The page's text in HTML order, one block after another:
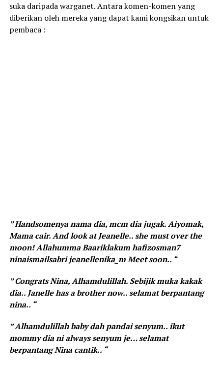
suka daripada warganet. Antara komen-komen yang
diberikan oleh mereka yang dapat kami kongsikan untuk
pembaca :
” Handsomenya nama dia, mcm dia jugak. Aiyomak,
Mama cair. And look at Jeanelle.. she must over the
moon! Allahumma Baariklakum hafizosman7
ninaismailsabri jeanellenika_m Meet soon.. “
” Congrats Nina, Alhamdulillah. Sebijik muka kakak
dia.. Janelle has a brother now.. selamat berpantang
nina.. “
” Alhamdulillah baby dah pandai senyum.. ikut
mommy dia ni always senyum je… selamat
berpantang Nina cantik.. “